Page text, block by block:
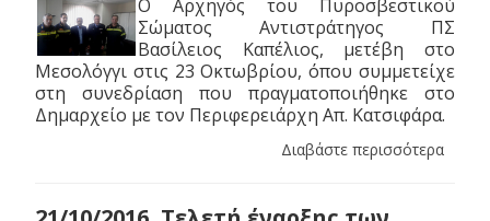
Ο Αρχηγός του Πυροσβεστικού
Σώματος Αντιστράτηγος ΠΣ
Βασίλειος Καπέλιος, μετέβη στο
Μεσολόγγι στις 23 Οκτωβρίου, όπου συμμετείχε
στη συνεδρίαση που πραγματοποιήθηκε στο
Δημαρχείο με τον Περιφερειάρχη Απ. Κατσιφάρα.
Διαβάστε περισσότερα